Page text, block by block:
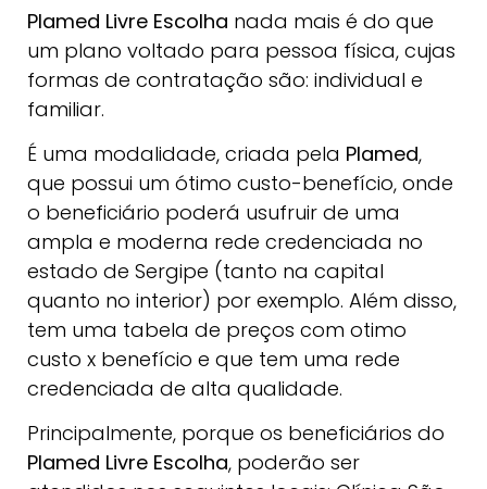
Plamed Livre Escolha nada mais é do que
um plano voltado para pessoa física, cujas
formas de contratação são: individual e
familiar.
É uma modalidade, criada pela Plamed,
que possui um ótimo custo-benefício, onde
o beneficiário poderá usufruir de uma
ampla e moderna rede credenciada no
estado de Sergipe (tanto na capital
quanto no interior) por exemplo. Além disso,
tem uma tabela de preços com otimo
custo x benefício e que tem uma rede
credenciada de alta qualidade.
Principalmente, porque os beneficiários do
Plamed Livre Escolha, poderão ser